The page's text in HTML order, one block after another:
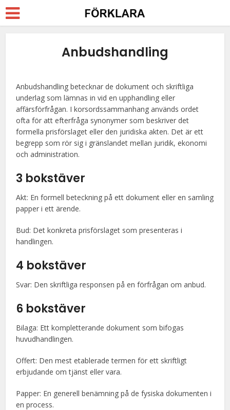
Anbudshandling
Anbudshandling betecknar de dokument och skriftliga
underlag som lämnas in vid en upphandling eller
affärsförfrågan. I korsordssammanhang används ordet
ofta för att efterfråga synonymer som beskriver det
formella prisförslaget eller den juridiska akten. Det är ett
begrepp som rör sig i gränslandet mellan juridik, ekonomi
och administration.
3 bokstäver
Akt: En formell beteckning på ett dokument eller en samling
papper i ett ärende.
Bud: Det konkreta prisförslaget som presenteras i
handlingen.
4 bokstäver
Svar: Den skriftliga responsen på en förfrågan om anbud.
6 bokstäver
Bilaga: Ett kompletterande dokument som bifogas
huvudhandlingen.
Offert: Den mest etablerade termen för ett skriftligt
erbjudande om tjänst eller vara.
Papper: En generell benämning på de fysiska dokumenten i
en process.